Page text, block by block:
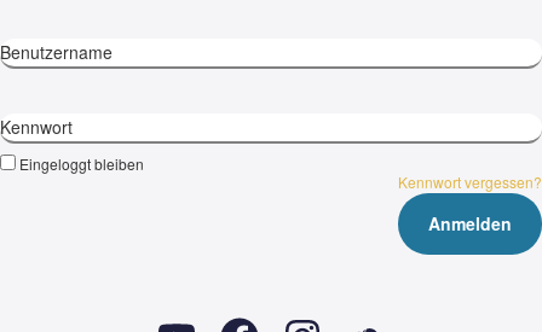
Benutzername
Kennwort
Eingeloggt bleiben
Kennwort vergessen?